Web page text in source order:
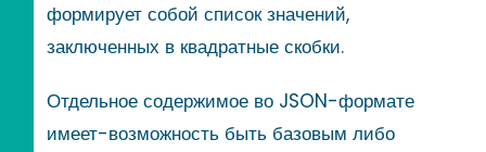
формирует собой список значений,
заключенных в квадратные скобки.
Отдельное содержимое во JSON-формате
имеет-возможность быть базовым либо